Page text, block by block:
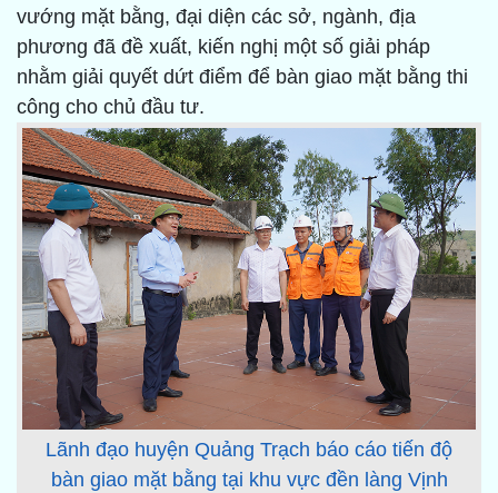
vướng mặt bằng, đại diện các sở, ngành, địa
phương đã đề xuất, kiến nghị một số giải pháp
nhằm giải quyết dứt điểm để bàn giao mặt bằng thi
công cho chủ đầu tư.
Lãnh đạo huyện Quảng Trạch báo cáo tiến độ
bàn giao mặt bằng tại khu vực đền làng Vịnh